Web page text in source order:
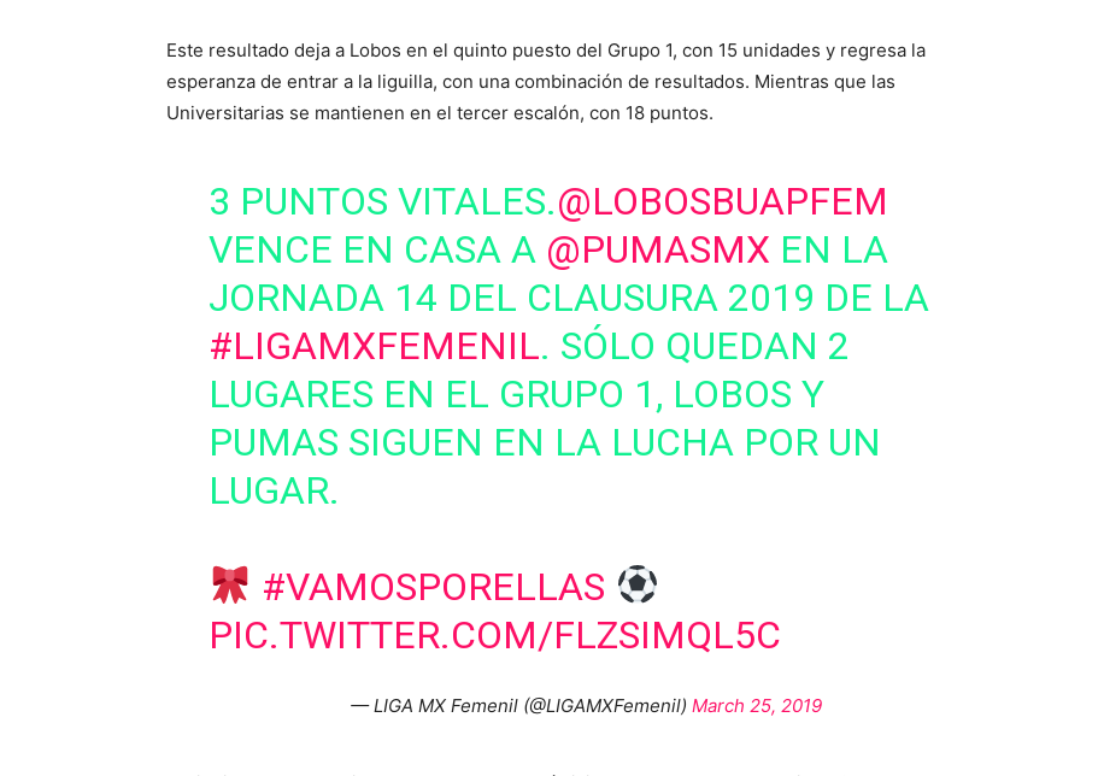
Este resultado deja a Lobos en el quinto puesto del Grupo 1, con 15 unidades y regresa la
esperanza de entrar a la liguilla, con una combinación de resultados. Mientras que las
Universitarias se mantienen en el tercer escalón, con 18 puntos.
3 PUNTOS VITALES.@LOBOSBUAPFEM
VENCE EN CASA A @PUMASMX EN LA
JORNADA 14 DEL CLAUSURA 2019 DE LA
#LIGAMXFEMENIL. SÓLO QUEDAN 2
LUGARES EN EL GRUPO 1, LOBOS Y
PUMAS SIGUEN EN LA LUCHA POR UN
LUGAR.
#VAMOSPORELLAS
PIC.TWITTER.COM/FLZSIMQL5C
— LIGA MX Femenil (@LIGAMXFemenil) March 25, 2019